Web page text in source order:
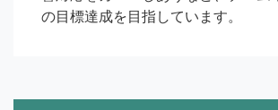
の目標達成を目指しています。